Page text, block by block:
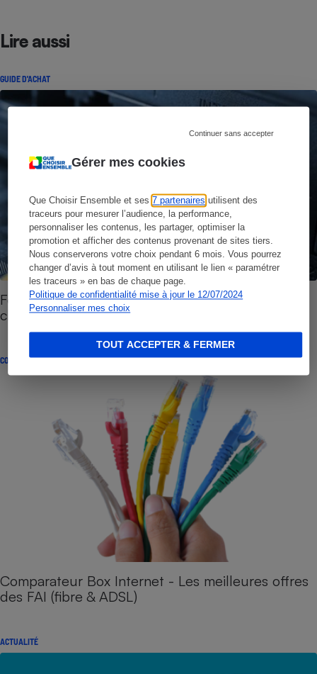
Gérer mes cookies
Que Choisir Ensemble et ses7 partenaires utilisent des
traceurs pour mesurer l’audience, la performance,
personnaliser les contenus, les partager, optimiser la
promotion et afficher des contenus provenant de sites tiers.
Nous conserverons votre choix pendant 6 mois. Vous pourrez
changer d’avis à tout moment en utilisant le lien « paramétrer
les traceurs » en bas de chaque page.
Politique de confidentialité mise à jour le 12/07/2024
Personnaliser mes choix
Continuer sans accepter
TOUT ACCEPTER & FERMER
Lire aussi
GUIDE D'ACHAT
Fournisseurs d'accès à Internet - Comment bien
choisir son FAI ?
COMPARATEUR
Comparateur Box Internet - Les meilleures offres
des FAI (fibre & ADSL)
ACTUALITÉ